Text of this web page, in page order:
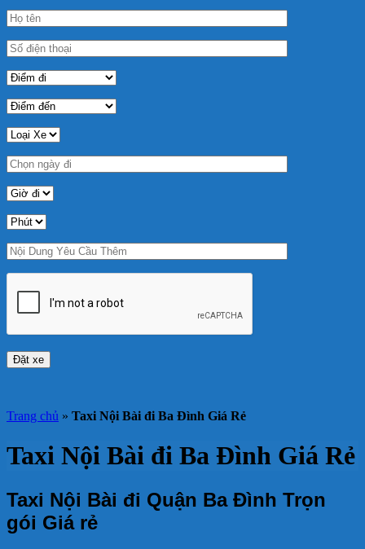
Trang chủ » Taxi Nội Bài đi Ba Đình Giá Rẻ
Taxi Nội Bài đi Ba Đình Giá Rẻ
Taxi Nội Bài đi Quận Ba Đình Trọn
gói Giá rẻ